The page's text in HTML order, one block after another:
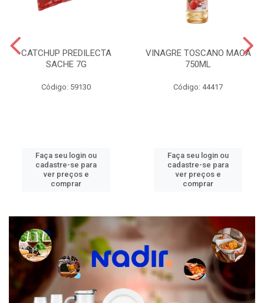
CATCHUP PREDILECTA
SACHE 7G
Código: 59130
Faça seu login ou
cadastre-se para
ver preços e
comprar
VINAGRE TOSCANO MACA
750ML
Código: 44417
Faça seu login ou
cadastre-se para
ver preços e
comprar